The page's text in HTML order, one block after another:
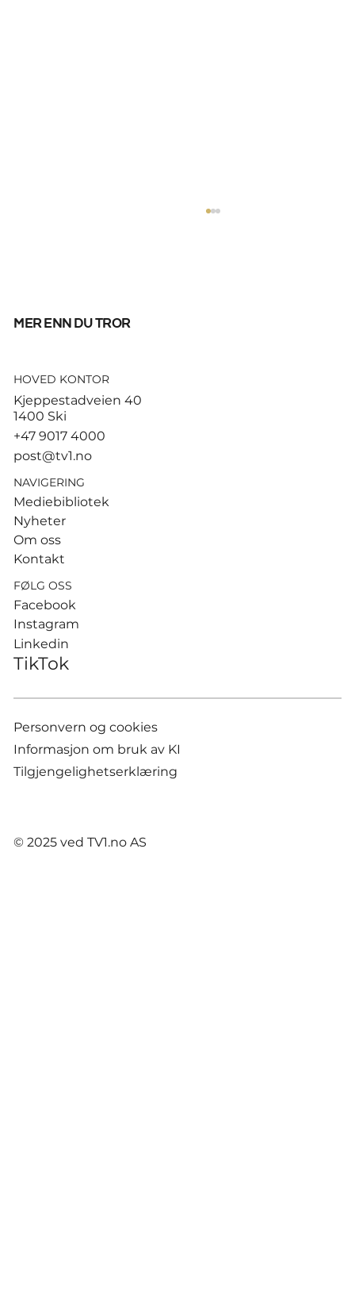
God start for de norske
Hamburg
mer enn du tror
HOVED KONTOR
Kjeppestadveien 40
1400 Ski
+47 9017 4000
post@tv1.no
NAVIGERING
Mediebibliotek
Nyheter
Om oss
Kontakt
FØLG OSS
Facebook
Instagram
Linkedin
TikTok
Personvern og cookies
Informasjon om bruk av KI
Tilgjengelighetserklæring
© 2025 ved TV1.no AS